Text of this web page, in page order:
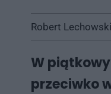
Robert Lechowski
W
przeciwko